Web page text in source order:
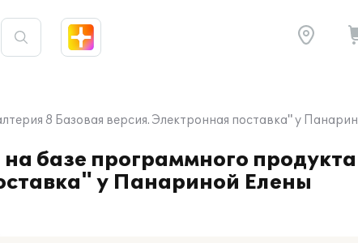
8 Базовая версия. Электронная поставка" у
базе программного продукта
у Панариной Елены